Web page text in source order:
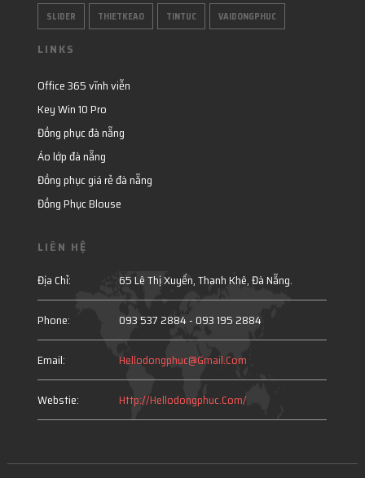
SLIDER THIETKEAO TINTUC VAIDONGPHUC
LINKS
Office 365 vĩnh viễn
Key Win 10 Pro
Đồng phục đà nẵng
Áo lớp đà nẵng
Đồng phục giá rẻ đà nẵng
Đồng Phục Blouse
LIÊN HỆ
Địa Chỉ:
65 Lê Thị Xuyến, Thanh Khê, Đà Nẵng.
Phone: 093 537 2884 -093 195 2884
Email: Hellodongphuc@gmail.com
Webstie: Http://hellodongphuc.com/